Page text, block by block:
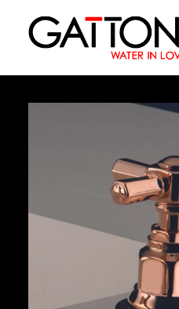
Acabados
Dònde comprar